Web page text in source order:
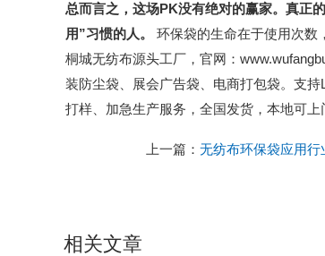
总而言之，这场PK没有绝对的赢家。真正
用”习惯的人。
环保袋的生命在于使用次数
桐城无纺布源头工厂，官网：
装防尘袋、展会广告袋、电商打包袋。支
打样、加急生产服务，全国发货，本地可上
上一篇：无纺布环保袋应用行
相关文章